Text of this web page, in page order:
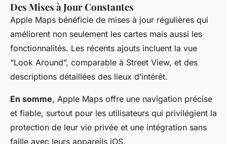
Des Mises à Jour Constantes
Apple Maps bénéficie de mises à jour régulières qui
améliorent non seulement les cartes mais aussi les
fonctionnalités. Les récents ajouts incluent la vue
“Look Around”, comparable à Street View, et des
descriptions détaillées des lieux d’intérêt.
En somme, Apple Maps offre une navigation précise
et fiable, surtout pour les utilisateurs qui privilégient la
protection de leur vie privée et une intégration sans
faille avec leurs appareils iOS.